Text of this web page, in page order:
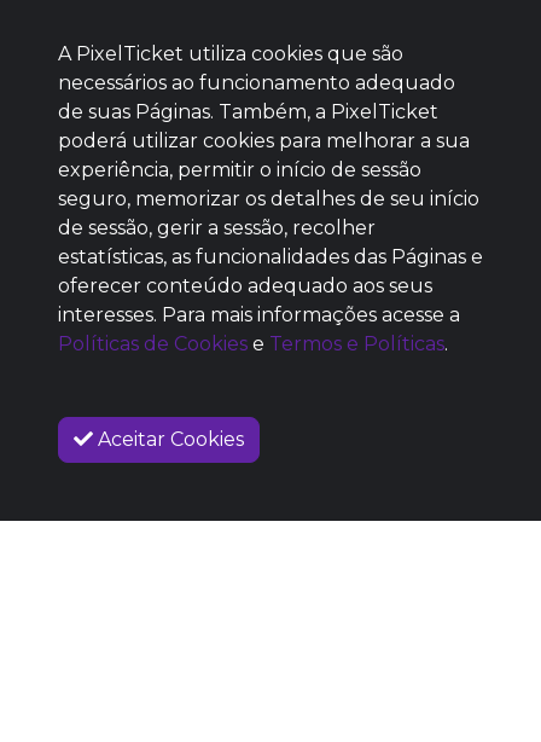
Baixe agora nosso app
SEM REPUTAÇÃO
DEFINIDA
A PixelTicket utiliza cookies que são
necessários ao funcionamento adequado
de suas Páginas. Também, a PixelTicket
poderá utilizar cookies para melhorar a sua
experiência, permitir o início de sessão
seguro, memorizar os detalhes de seu início
de sessão, gerir a sessão, recolher
estatísticas, as funcionalidades das Páginas e
oferecer conteúdo adequado aos seus
interesses. Para mais informações acesse a
Políticas de Cookies e Termos e Políticas.
Aceitar Cookies